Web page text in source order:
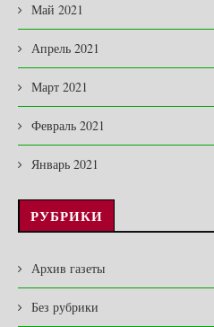
Май 2021
Апрель 2021
Март 2021
Февраль 2021
Январь 2021
РУБРИКИ
Архив газеты
Без рубрики